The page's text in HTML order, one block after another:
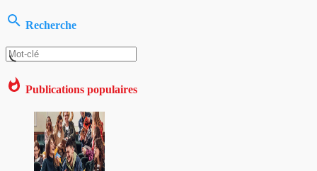
Recherche
Publications populaires